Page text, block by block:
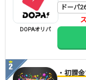
DOPAオリパ
ドーパ
・初課